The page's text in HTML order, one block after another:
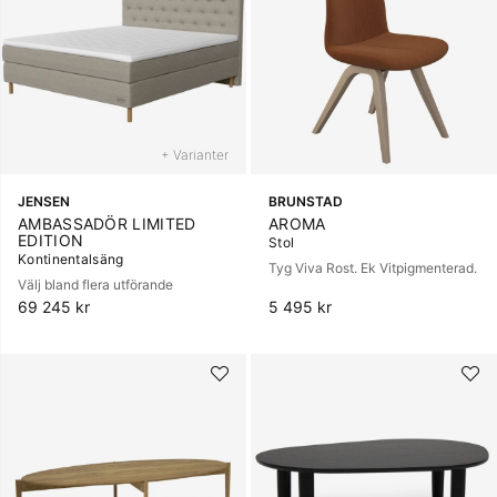
+ Varianter
JENSEN
AMBASSADÖR LIMITED
EDITION
Kontinentalsäng
Välj bland flera utförande
69 245 kr
BRUNSTAD
AROMA
Stol
Tyg Viva Rost. Ek Vitpigmenterad.
5 495 kr